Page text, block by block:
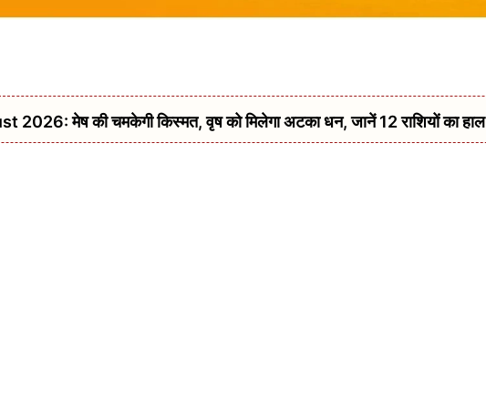
मेष की चमकेगी किस्मत, वृष को मिलेगा अटका धन, जानें 12 राशियों का हाल